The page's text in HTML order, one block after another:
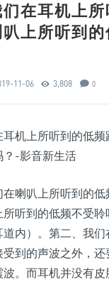
在耳机上
上所听到
11-06 3,808 0
喇叭上所听到的
听到的低频不受聆
道内）。第二、我
到的声波之外，
。而耳机并没有